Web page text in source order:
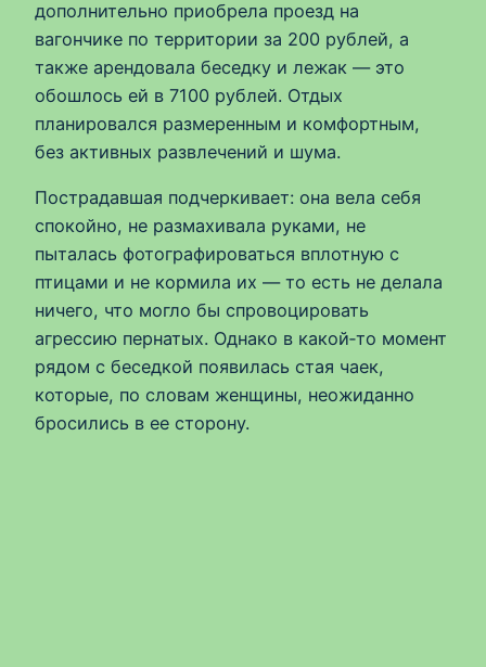
дополнительно приобрела проезд на
вагончике по территории за 200 рублей, а
также арендовала беседку и лежак — это
обошлось ей в 7100 рублей. Отдых
планировался размеренным и комфортным,
без активных развлечений и шума.
Пострадавшая подчеркивает: она вела себя
спокойно, не размахивала руками, не
пыталась фотографироваться вплотную с
птицами и не кормила их — то есть не делала
ничего, что могло бы спровоцировать
агрессию пернатых. Однако в какой‑то момент
рядом с беседкой появилась стая чаек,
которые, по словам женщины, неожиданно
бросились в ее сторону.